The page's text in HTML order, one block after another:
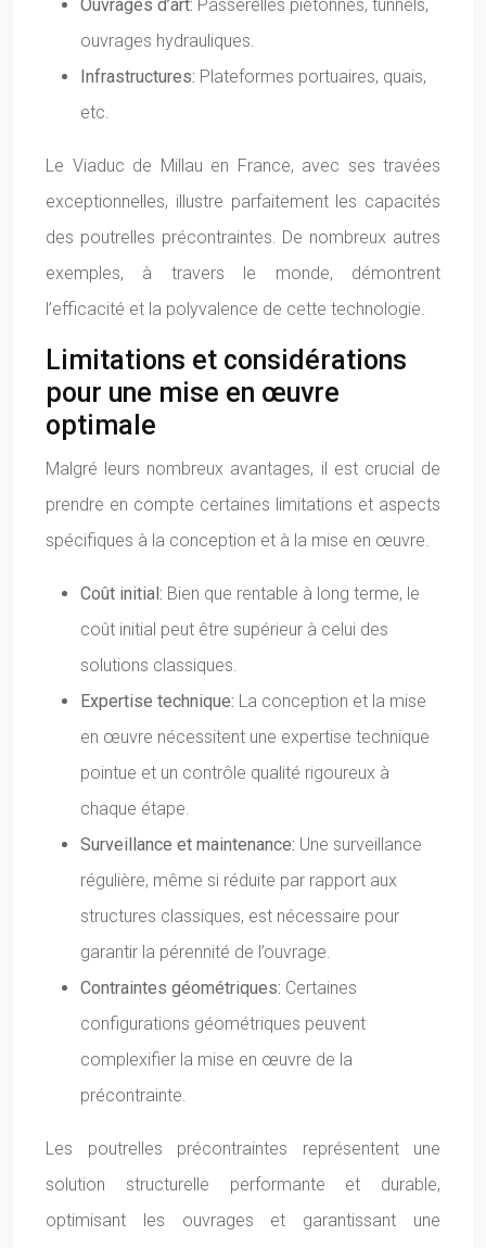
Ouvrages d’art: Passerelles piétonnes, tunnels,
ouvrages hydrauliques.
Infrastructures: Plateformes portuaires, quais,
etc.
Le Viaduc de Millau en France, avec ses travées
exceptionnelles, illustre parfaitement les capacités
des poutrelles précontraintes. De nombreux autres
exemples, à travers le monde, démontrent
l’efficacité et la polyvalence de cette technologie.
Limitations et considérations
pour une mise en œuvre
optimale
Malgré leurs nombreux avantages, il est crucial de
prendre en compte certaines limitations et aspects
spécifiques à la conception et à la mise en œuvre.
Coût initial: Bien que rentable à long terme, le
coût initial peut être supérieur à celui des
solutions classiques.
Expertise technique: La conception et la mise
en œuvre nécessitent une expertise technique
pointue et un contrôle qualité rigoureux à
chaque étape.
Surveillance et maintenance: Une surveillance
régulière, même si réduite par rapport aux
structures classiques, est nécessaire pour
garantir la pérennité de l’ouvrage.
Contraintes géométriques: Certaines
configurations géométriques peuvent
complexifier la mise en œuvre de la
précontrainte.
Les poutrelles précontraintes représentent une
solution structurelle performante et durable,
optimisant les ouvrages et garantissant une